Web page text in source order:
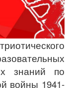
знаний по
войны 1941-